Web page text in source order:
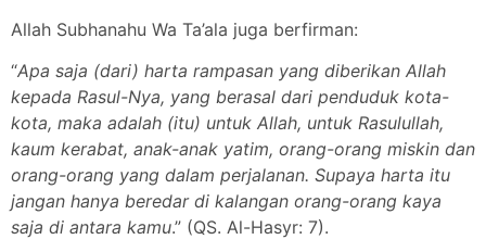
Allah Subhanahu Wa Ta’ala juga berfirman:
“Apa saja (dari) harta rampasan yang diberikan Allah
kepada Rasul-Nya, yang berasal dari penduduk kota-
kota, maka adalah (itu) untuk Allah, untuk Rasulullah,
kaum kerabat, anak-anak yatim, orang-orang miskin dan
orang-orang yang dalam perjalanan. Supaya harta itu
jangan hanya beredar di kalangan orang-orang kaya
saja di antara kamu.” (QS. Al-Hasyr: 7).